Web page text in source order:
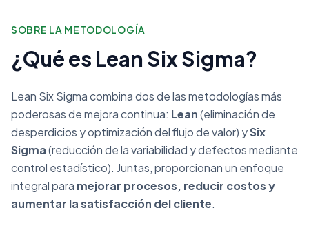
SOBRE LA METODOLOGÍA
¿Qué es Lean Six Sigma?
Lean Six Sigma combina dos de las metodologías más
poderosas de mejora continua: Lean(eliminación de
desperdicios y optimización del flujo de valor) ySix
Sigma(reducción de la variabilidad y defectos mediante
control estadístico). Juntas, proporcionan un enfoque
integral para mejorar procesos, reducir costos y
aumentar la satisfacción del cliente.